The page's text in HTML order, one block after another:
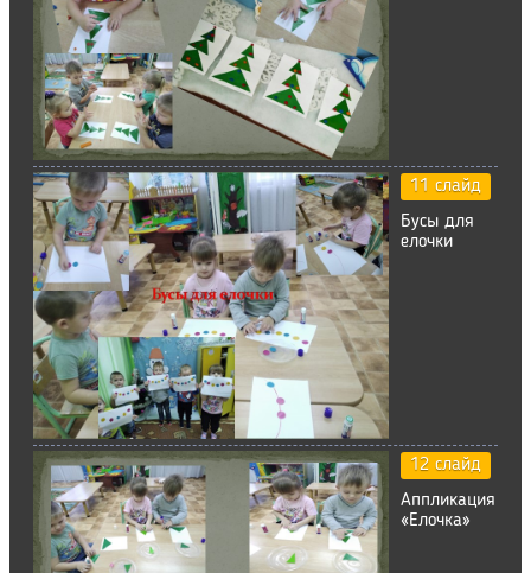
11 слайд
Бусы для
елочки
12 слайд
Аппликация
«Елочка»